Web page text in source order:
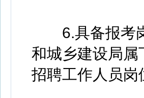
6.具备报考岗
和城乡建设局属
招聘工作人员